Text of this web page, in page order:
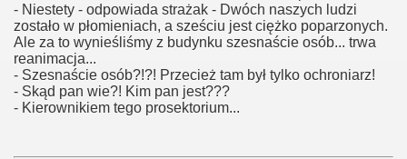
- Niestety - odpowiada strażak - Dwóch naszych ludzi
zostało w płomieniach, a sześciu jest ciężko poparzonych.
Ale za to wynieśliśmy z budynku szesnaście osób... trwa
reanimacja...
- Szesnaście osób?!?! Przecież tam był tylko ochroniarz!
- Skąd pan wie?! Kim pan jest???
- Kierownikiem tego prosektorium...